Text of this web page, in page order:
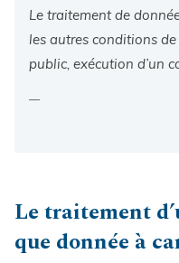
Le traitement de
les autres conditions
public, exécution d’un
Le traitement
que donnée à